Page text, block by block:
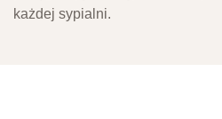
każdej sypialni.